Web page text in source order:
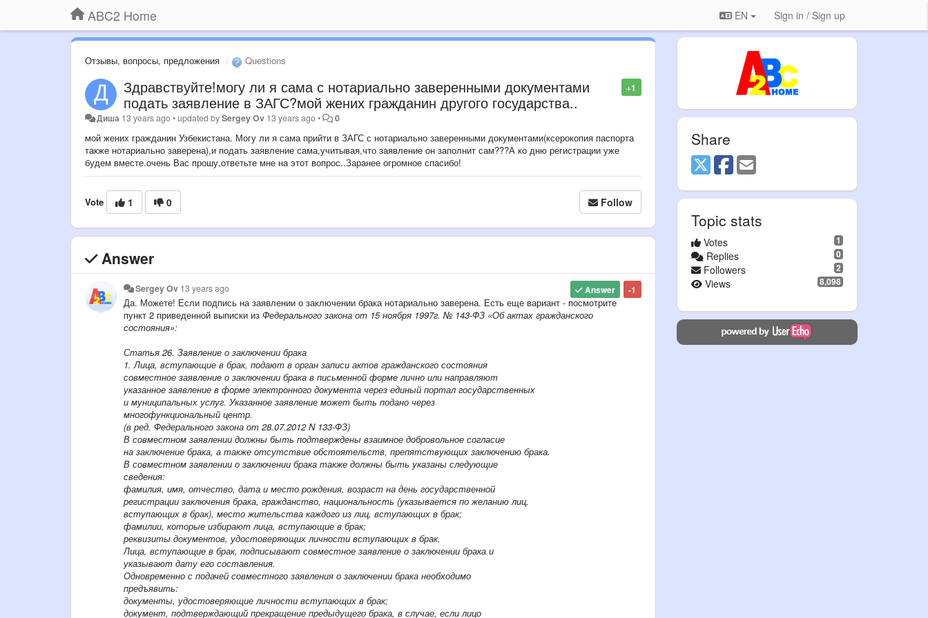
ABC2 Home EN Sign in / Sign up
Отзывы, вопросы, предложения Questions
+1
Здравствуйте!могу ли я сама с нотариально заверенными документами
подать заявление в ЗАГС?мой жених гражданин другого государства..
Диша 13 years ago•updated bySergey Ov 13 years ago• 0
мой жених гражданин Узбекистана. Могу ли я сама прийти в ЗАГС с нотариально заверенными документами(ксерокопия паспорта
также нотариально заверена),и подать заявление сама,учитывая,что заявление он заполнит сам???А ко дню регистрации уже
будем вместе.очень Вас прошу,ответьте мне на этот вопрос..Заранее огромное спасибо!
Vote 1 0 Follow
Answer
-1
Answer
Sergey Ov 13 years ago
Да. Можете! Если подпись на заявлении о заключении брака нотариально заверена. Есть еще вариант - посмотрите
пункт 2 приведенной выписки из Федерального закона от 15 ноября 1997г. № 143-ФЗ «Об актах гражданского
состояния»:
Статья 26. Заявление о заключении брака
1. Лица, вступающие в брак, подают в орган записи актов гражданского состояния
совместное заявление о заключении брака в письменной форме лично или направляют
указанное заявление в форме электронного документа через единый портал государственных
и муниципальных услуг. Указанное заявление может быть подано через
многофункциональный центр.
(в ред. Федерального закона от 28.07.2012 N 133-ФЗ)
В совместном заявлении должны быть подтверждены взаимное добровольное согласие
на заключение брака, а также отсутствие обстоятельств, препятствующих заключению брака.
В совместном заявлении о заключении брака также должны быть указаны следующие
сведения:
фамилия, имя, отчество, дата и место рождения, возраст на день государственной
регистрации заключения брака, гражданство, национальность (указывается по желанию лиц,
вступающих в брак), место жительства каждого из лиц, вступающих в брак;
фамилии, которые избирают лица, вступающие в брак;
реквизиты документов, удостоверяющих личности вступающих в брак.
Лица, вступающие в брак, подписывают совместное заявление о заключении брака и
указывают дату его составления.
Одновременно с подачей совместного заявления о заключении брака необходимо
предъявить:
документы, удостоверяющие личности вступающих в брак;
документ, подтверждающий прекращение предыдущего брака, в случае, если лицо
Share
Topic stats
1
Votes
0
Replies
2
Followers
8,098
Views